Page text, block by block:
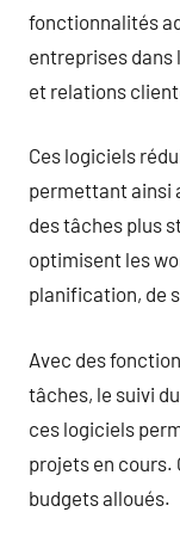
fonctionnalités
entreprises dans
et relations
Ces logiciels
permettant ainsi
des tâches plus
optimisent les
planification, de
Avec des
tâches, le suivi
ces logiciels
projets en cours.
budgets alloués.